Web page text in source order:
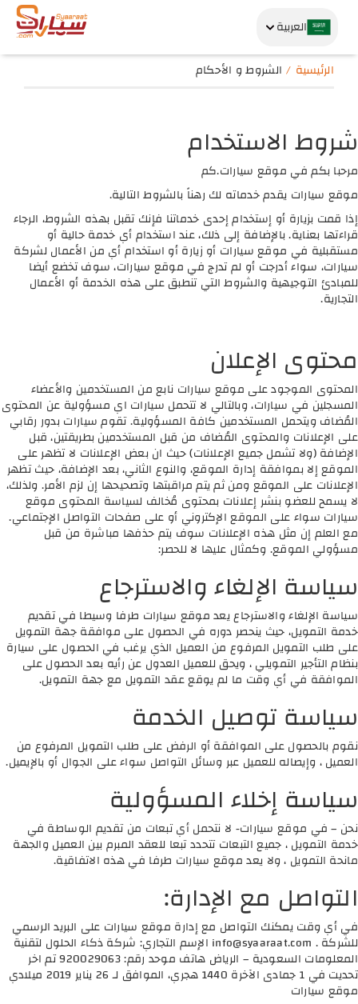
العربية
الرئيسية الشروط و الأحكام
شروط الاستخدام
مرحبا بكم في موقع سيارات.كم
موقع سيارات يقدم خدماته لك رهناً بالشروط التالية.
إذا قمت بزيارة أو إستخدام إحدى خدماتنا فإنك تقبل بهذه الشروط، الرجاء
قراءتها بعناية. بالإضافة إلى ذلك، عند استخدام أي خدمة حالية أو
مستقبلية في موقع سيارات أو زيارة أو استخدام أي من الأعمال لشركة
سيارات، سواء أدرجت أو لم تدرج في موقع سيارات، سوف تخضع أيضا
للمبادئ التوجيهية والشروط التي تنطبق على هذه الخدمة أو الأعمال
التجارية.
محتوى الإعلان
المحتوى الموجود على موقع سيارات نابع من المستخدمين والأعضاء
المسجلين في سيارات، وبالتالي لا تتحمل سيارات اي مسؤولية عن المحتوى
المُضاف ويتحمل المستخدمين كافة المسؤولية. تقوم سيارات بدور رقابي
على الإعلانات والمحتوى المُضاف من قبل المستخدمين بطريقتين، قبل
الإضافة (ولا تشمل جميع الإعلانات) حيث ان بعض الإعلانات لا تظهر على
الموقع إلا بموافقة إدارة الموقع، والنوع الثاني، بعد الإضافة، حيث تظهر
الإعلانات على الموقع ومن ثم يتم مراقبتها وتصحيحها إن لزم الأمر. ولذلك،
لا يسمح للعضو بنشر إعلانات بمحتوى مُخالف لسياسة المحتوى موقع
سيارات سواء على الموقع الإكتروني أو على صفحات التواصل الإجتماعي.
مع العلم إن مثل هذه الإعلانات سوف يتم حذفها مباشرة من قبل
مسؤولي الموقع. وكمثال عليها لا للحصر:
سياسة الإلغاء والاسترجاع
سياسة الإلغاء والاسترجاع يعد موقع سيارات طرفا وسيطا في تقديم
خدمة التمويل، حيث ينحصر دوره في الحصول على موافقة جهة التمويل
على طلب التمويل المرفوع من العميل الذي يرغب في الحصول على سيارة
بنظام التأجير التمويلي ، ويحق للعميل العدول عن رأيه بعد الحصول على
الموافقة في أي وقت ما لم يوقع عقد التمويل مع جهة التمويل.
سياسة توصيل الخدمة
نقوم بالحصول على الموافقة أو الرفض على طلب التمويل المرفوع من
العميل ، وإيصاله للعميل عبر وسائل التواصل سواء على الجوال أو بالإيميل.
سياسة إخلاء المسؤولية
نحن – في موقع سيارات- لا نتحمل أي تبعات من تقديم الوساطة في
خدمة التمويل ، جميع التبعات تتحدد تبعا للعقد المبرم بين العميل والجهة
مانحة التمويل ، ولا يعد موقع سيارات طرفا في هذه الاتفاقية.
التواصل مع الإدارة:
في أي وقت يمكنك التواصل مع إدارة موقع سيارات على البريد الرسمي
للشركة . info@syaaraat.com الإسم التجاري: شركة ذكاء الحلول لتقنية
المعلومات السعودية – الرياض هاتف موحد رقم: 920029063 تم اخر
تحديت في 1 جمادى الآخرة 1440 هجري، الموافق لـ 26 يناير 2019 ميلادي
موقع سيارات